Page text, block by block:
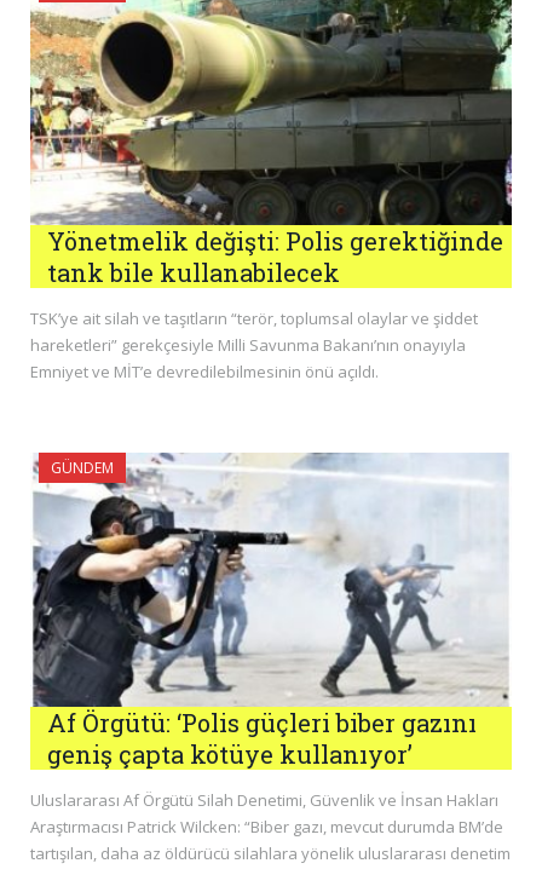
Yönetmelik değişti: Polis gerektiğinde
tank bile kullanabilecek
TSK’ye ait silah ve taşıtların “terör, toplumsal olaylar ve şiddet
hareketleri” gerekçesiyle Milli Savunma Bakanı’nın onayıyla
Emniyet ve MİT’e devredilebilmesinin önü açıldı.
GÜNDEM
Af Örgütü: ‘Polis güçleri biber gazını
geniş çapta kötüye kullanıyor’
Uluslararası Af Örgütü Silah Denetimi, Güvenlik ve İnsan Hakları
Araştırmacısı Patrick Wilcken: “Biber gazı, mevcut durumda BM’de
tartışılan, daha az öldürücü silahlara yönelik uluslararası denetim